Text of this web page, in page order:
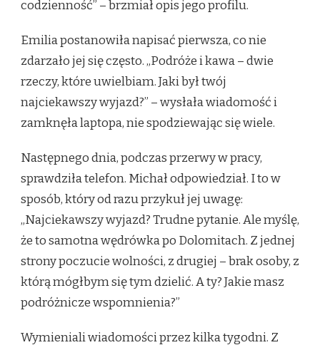
codzienność” – brzmiał opis jego profilu.
Emilia postanowiła napisać pierwsza, co nie
zdarzało jej się często. „Podróże i kawa – dwie
rzeczy, które uwielbiam. Jaki był twój
najciekawszy wyjazd?” – wysłała wiadomość i
zamknęła laptopa, nie spodziewając się wiele.
Następnego dnia, podczas przerwy w pracy,
sprawdziła telefon. Michał odpowiedział. I to w
sposób, który od razu przykuł jej uwagę:
„Najciekawszy wyjazd? Trudne pytanie. Ale myślę,
że to samotna wędrówka po Dolomitach. Z jednej
strony poczucie wolności, z drugiej – brak osoby, z
którą mógłbym się tym dzielić. A ty? Jakie masz
podróżnicze wspomnienia?”
Wymieniali wiadomości przez kilka tygodni. Z